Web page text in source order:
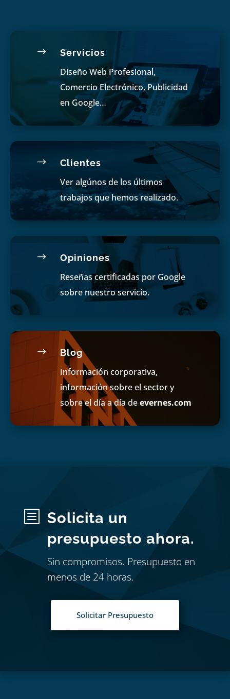
$ Servicios
Diseño Web Profesional,
Comercio Electrónico, Publicidad
en Google…
$ Clientes
Ver algúnos de los últimos
trabajos que hemos realizado.
$ Opiniones
Reseñas certificadas por Google
sobre nuestro servicio.
$ Blog
Información corporativa,
información sobre el sector y
sobre el día a día deevernes.com
b
Solicita un
presupuesto ahora.
Sin compromisos. Presupuesto en
menos de 24 horas.
Solicitar Presupuesto